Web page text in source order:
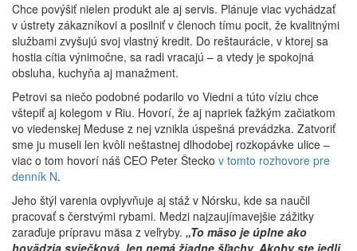
Chce povýšiť nielen produkt ale aj servis. Plánuje viac vychádzať
v ústrety zákazníkovi a posilniť v členoch tímu pocit, že kvalitnými
službami zvyšujú svoj vlastný kredit. Do reštaurácie, v ktorej sa
hostia cítia výnimočne, sa radi vracajú – a vtedy je spokojná
obsluha, kuchyňa aj manažment.
Petrovi sa niečo podobné podarilo vo Viedni a túto víziu chce
vštepiť aj kolegom v Riu. Hovorí, že aj napriek ťažkým začiatkom
vo viedenskej Meduse z nej vznikla úspešná prevádzka. Zatvoriť
sme ju museli len kvôli neštastnej dlhodobej rozkopávke ulice –
viac o tom hovorí náš CEO Peter Štecko v tomto rozhovore pre
denník N.
Jeho štýl varenia ovplyvňuje aj stáž v Nórsku, kde sa naučil
pracovať s čerstvými rybami. Medzi najzaujímavejšie zážitky
zaraďuje prípravu mäsa z veľryby. „To mäso je úplne ako
hovädzia sviečková, len nemá žiadne šľachy. Akoby ste jedli